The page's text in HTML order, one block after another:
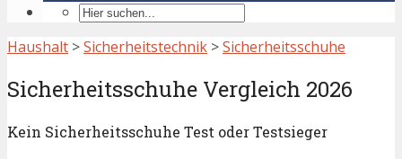
Haushalt >Sicherheitstechnik >Sicherheitsschuhe
Sicherheitsschuhe Vergleich 2026
Kein Sicherheitsschuhe Test oder Testsieger